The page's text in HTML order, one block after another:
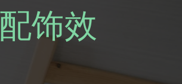
饰效